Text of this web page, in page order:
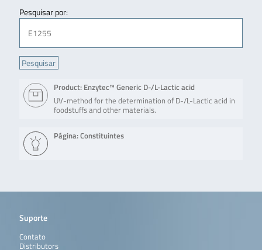
Pesquisar por:
Product: Enzytec™ Generic D-/L-Lactic acid
UV-method for the determination of D-/L-Lactic acid in
foodstuffs and other materials.
Página: Constituintes
Suporte
Contato
Distributors